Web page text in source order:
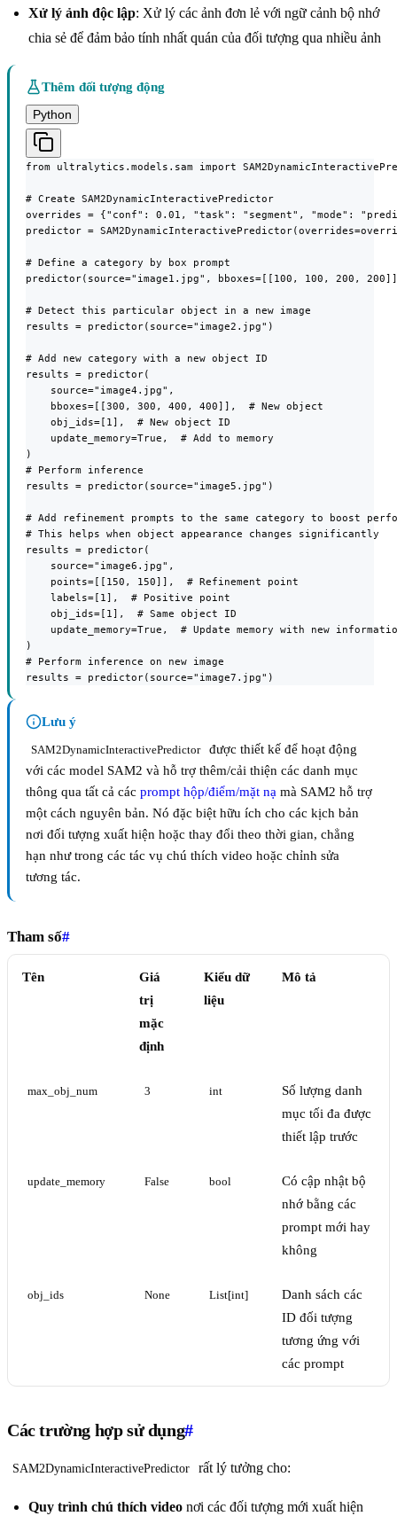
Xử lý ảnh độc lập: Xử lý các ảnh đơn lẻ với ngữ cảnh bộ nhớ
chia sẻ để đảm bảo tính nhất quán của đối tượng qua nhiều ảnh
Thêm đối tượng động
Python
from ultralytics.models.sam import
# Create SAM2DynamicInteractivePredictor
overrides = {"conf": 0.01, "task": "segment", "mode":
predictor =
# Define a category by box prompt
predictor(source="image1.jpg", bboxes=[[100, 100, 200,
# Detect this particular object in a new image
results = predictor(source="image2.jpg")
# Add new category with a new object ID
results = predictor(
    source="image4.jpg",
    bboxes=[[300, 300, 400, 400]],  # New object
    obj_ids=[1],  # New object ID
    update_memory=True,  # Add to memory
)
# Perform inference
results = predictor(source="image5.jpg")
# Add refinement prompts to the same category to boost
# This helps when object appearance changes significantly
results = predictor(
    source="image6.jpg",
    points=[[150, 150]],  # Refinement point
    labels=[1],  # Positive point
    obj_ids=[1],  # Same object ID
update_memory=True,  # Update memory with new
)
# Perform inference on new image
results = predictor(source="image7.jpg")
Lưu ý
SAM2DynamicInteractivePredictor
được thiết kế để hoạt động
với các model SAM2 và hỗ trợ thêm/cải thiện các danh mục
thông qua tất cả các prompt hộp/điểm/mặt nạ mà SAM2 hỗ trợ
một cách nguyên bản. Nó đặc biệt hữu ích cho các kịch bản
nơi đối tượng xuất hiện hoặc thay đổi theo thời gian, chẳng
hạn như trong các tác vụ chú thích video hoặc chỉnh sửa
tương tác.
Tham số#
Tên
Giá
trị
mặc
định
Kiểu dữ
liệu
Mô tả
max_obj_num 3 int
Số lượng danh
mục tối đa được
thiết lập trước
update_memory False bool
Có cập nhật bộ
nhớ bằng các
prompt mới hay
không
obj_ids None List[int]
Danh sách các
ID đối tượng
tương ứng với
các prompt
Các trường hợp sử dụng#
SAM2DynamicInteractivePredictor rất lý tưởng cho:
Quy trình chú thích video nơi các đối tượng mới xuất hiện